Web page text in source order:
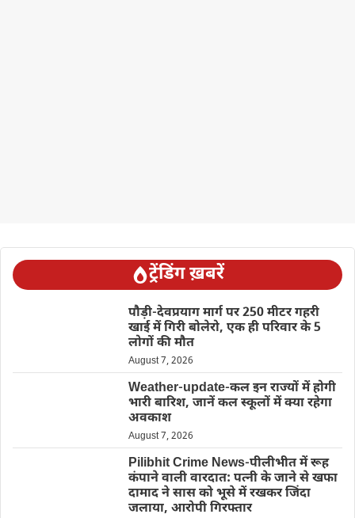
ट्रेंडिंग ख़बरें
पौड़ी-देवप्रयाग मार्ग पर 250 मीटर गहरी
खाई में गिरी बोलेरो, एक ही परिवार के 5
लोगों की मौत
August 7, 2026
Weather-update-कल इन राज्यों में होगी
भारी बारिश, जानें कल स्कूलों में क्या रहेगा
अवकाश
August 7, 2026
Pilibhit Crime News-पीलीभीत में रूह
कंपाने वाली वारदात: पत्नी के जाने से खफा
दामाद ने सास को भूसे में रखकर जिंदा
जलाया, आरोपी गिरफ्तार